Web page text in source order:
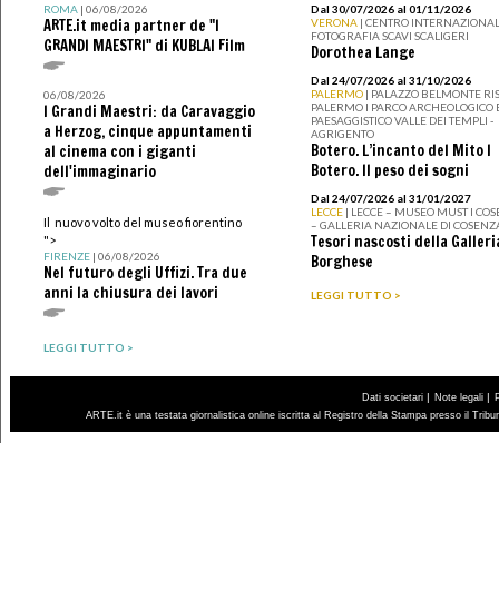
ROMA| 06/08/2026
ARTE.it media partner de "I
GRANDI MAESTRI" di KUBLAI Film
06/08/2026
I Grandi Maestri: da Caravaggio
a Herzog, cinque appuntamenti
al cinema con i giganti
dell'immaginario
Il nuovo volto del museo fiorentino
">
FIRENZE| 06/08/2026
Nel futuro degli Uffizi. Tra due
anni la chiusura dei lavori
LEGGI TUTTO >
Dal 30/07/2026 al 01/11/2026
VERONA | CENTRO
FOTOGRAFIA SCAVI SCALIGERI
Dorothea Lange
Dal 24/07/2026 al 31/10/2026
PALERMO | PALAZZO BELMONTE
PALERMO I PARCO ARCHEOLOGICO
PAESAGGISTICO VALLE DEI TEMPLI -
AGRIGENTO
Botero. L’incanto del Mito I
Botero. Il peso dei sogni
Dal 24/07/2026 al 31/01/2027
LECCE | LECCE – MUSEO MUST I
– GALLERIA NAZIONALE DI
Tesori nascosti della
Borghese
LEGGI TUTTO >
Dati societari | Note legali |
ARTE.it è una testata giornalistica online iscritta al Registro della Stampa presso il